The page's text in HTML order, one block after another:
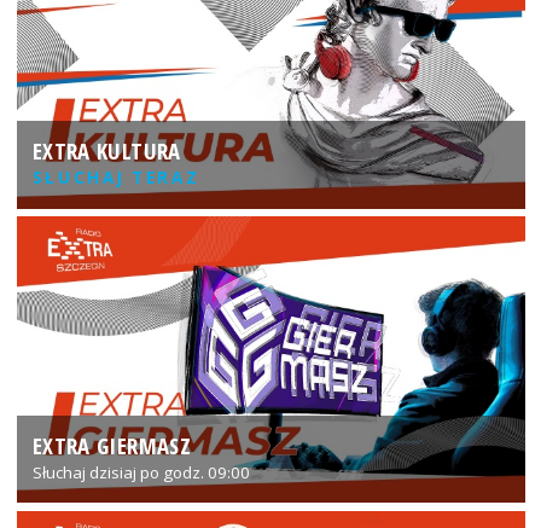
EXTRA KULTURA
SŁUCHAJ TERAZ
EXTRA GIERMASZ
Słuchaj dzisiaj po godz. 09:00